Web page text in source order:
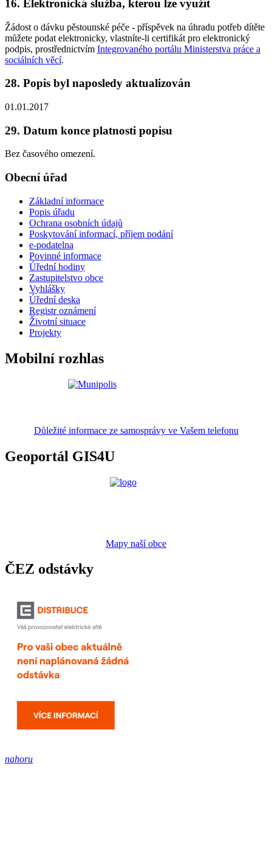
16. Elektronická služba, kterou lze využít
Žádost o dávku pěstounské péče - příspěvek na úhradu potřeb dítěte
můžete podat elektronicky, vlastníte-li certifikát pro elektronický
podpis, prostřednictvím Integrovaného portálu Ministerstva práce a
sociálních věcí.
28. Popis byl naposledy aktualizován
01.01.2017
29. Datum konce platnosti popisu
Bez časového omezení.
Obecní úřad
Základní informace
Popis úřadu
Ochrana osobních údajů
Poskytování informací, příjem podání
e-podatelna
Povinné informace
Úřední hodiny
Zastupitelstvo obce
Vyhlášky
Úřední deska
Registr oznámení
Životní situace
Projekty
Mobilní rozhlas
Důležité informace ze samosprávy ve Vašem telefonu
Geoportál GIS4U
Mapy naší obce
ČEZ odstávky
nahoru